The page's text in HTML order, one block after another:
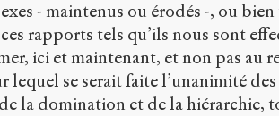
- maintenus ou érodés -, ou
rapports tels qu’ils nous sont
ici et maintenant, et non pas au
lequel se serait faite l’unanimité
la domination et de la hiérarchie,